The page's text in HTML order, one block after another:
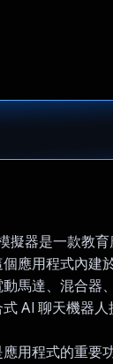
擬器是一款教
應用程式內建
馬達、混合器
AI 聊天機器人
用程式的重要